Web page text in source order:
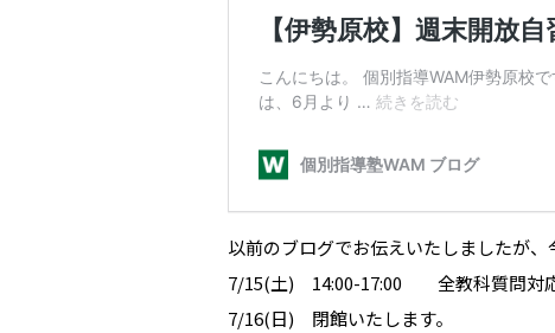
以前のブログでお伝えいたしましたが
7/15(土) 14:00-17:00 全教科質問対
7/16(日) 閉館いたします。